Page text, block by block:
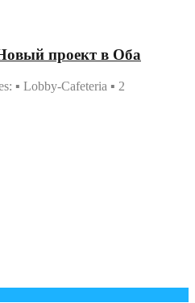
проект в Оба
▪ Lobby-Cafeteria ▪ 2